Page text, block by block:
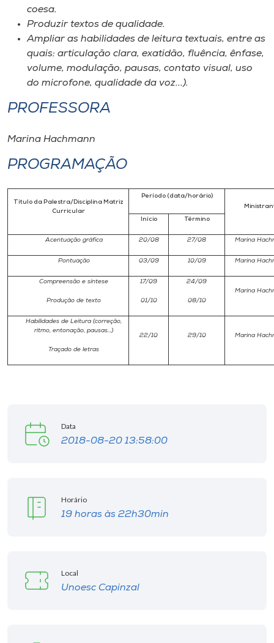
coesa.
Produzir textos de qualidade.
Ampliar as habilidades de leitura textuais, entre as
quais: articulação clara, exatidão, fluência, ênfase,
volume, modulação, pausas, contato visual, uso
do microfone, qualidade da voz...).
PROFESSORA
Marina Hachmann
PROGRAMAÇÃO
Título da Palestra/Disciplina Matriz
Curricular
Período (data/horário)
Início
Término
Acentuação gráfica 20/08 27/08 Marina
Pontuação 03/09 10/09 Marina
Compreensão e síntese
Produção de texto
17/09
01/10
24/09
08/10
Marina
Habilidades de Leitura (correção,
ritmo, entonação, pausas...)
Traçado de letras
22/10 29/10 Marina
Data
2018-08-20 13:58:00
Horário
19 horas às 22h30min
Local
Unoesc Capinzal